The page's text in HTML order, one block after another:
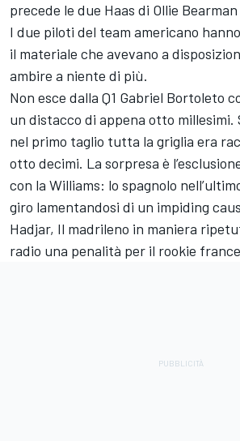
precede le due Haas di Ollie
I due piloti del team americano
il materiale che avevano a
ambire a niente di più.
Non esce dalla Q1 Gabriel Bortoleto
un distacco di appena otto millesimi.
nel primo taglio tutta la griglia era
otto decimi. La sorpresa è
con la Williams: lo spagnolo
giro lamentandosi di un impiding
Hadjar, Il madrileno in maniera
radio una penalità per il rookie